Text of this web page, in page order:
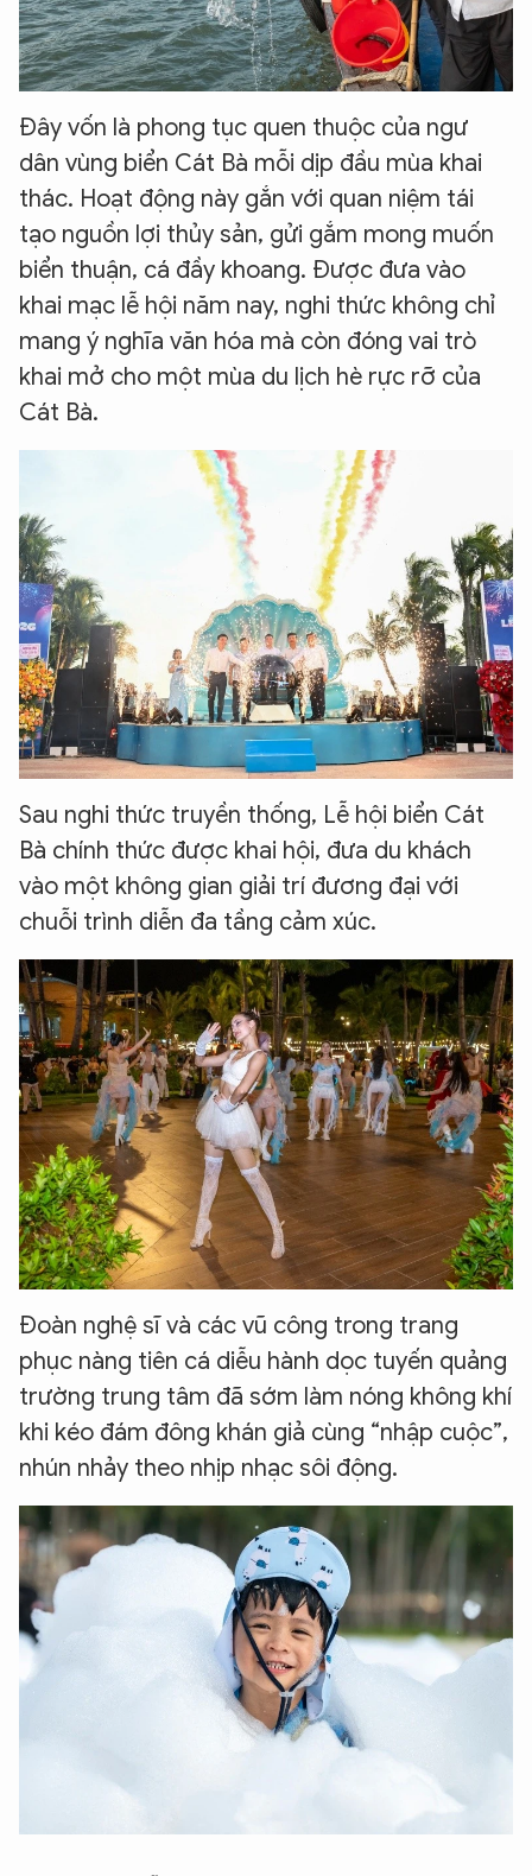
Đây vốn là phong tục quen thuộc của ngư
dân vùng biển Cát Bà mỗi dịp đầu mùa khai
thác. Hoạt động này gắn với quan niệm tái
tạo nguồn lợi thủy sản, gửi gắm mong muốn
biển thuận, cá đầy khoang. Được đưa vào
khai mạc lễ hội năm nay, nghi thức không chỉ
mang ý nghĩa văn hóa mà còn đóng vai trò
khai mở cho một mùa du lịch hè rực rỡ của
Cát Bà.
Sau nghi thức truyền thống, Lễ hội biển Cát
Bà chính thức được khai hội, đưa du khách
vào một không gian giải trí đương đại với
chuỗi trình diễn đa tầng cảm xúc.
Đoàn nghệ sĩ và các vũ công trong trang
phục nàng tiên cá diễu hành dọc tuyến quảng
trường trung tâm đã sớm làm nóng không khí
khi kéo đám đông khán giả cùng “nhập cuộc”,
nhún nhảy theo nhịp nhạc sôi động.